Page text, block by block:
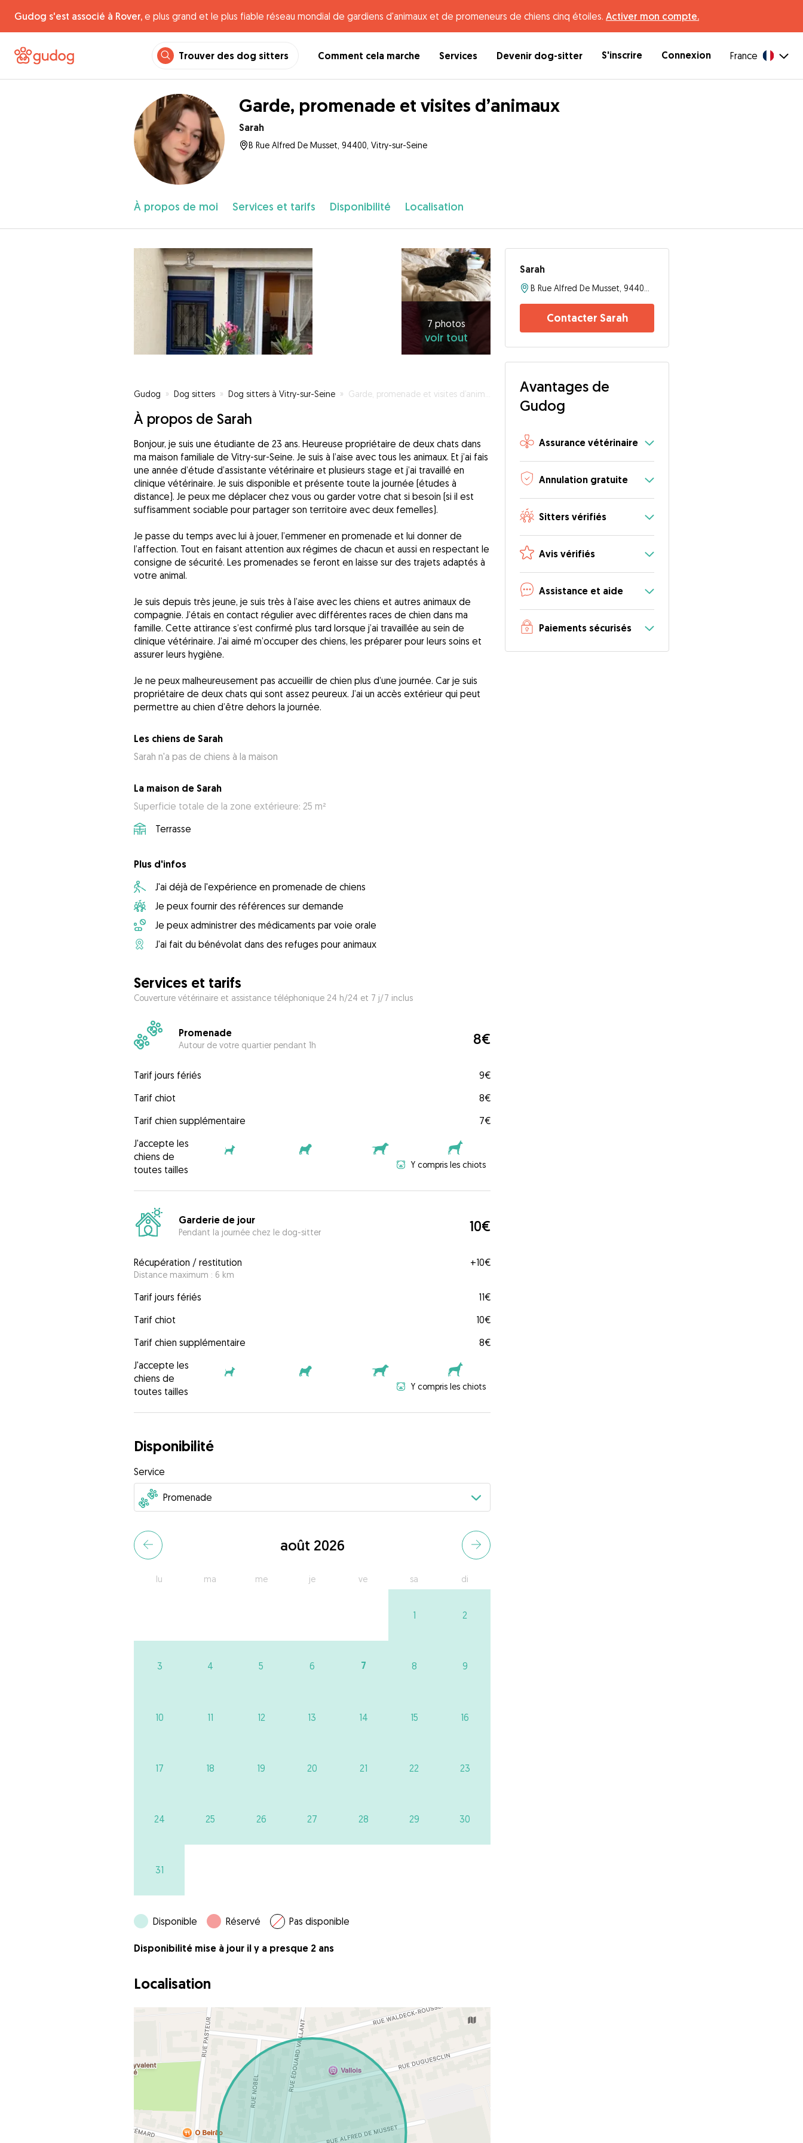
Gudog s'est associé à Rover, e plus grand et le plus fiable réseau mondial de gardiens d'animaux et de promeneurs de chiens cinq étoiles. Activer mon compte.
Trouver des dog sitters Comment cela marche Services Devenir dog-sitter S'inscrire Connexion France
Garde, promenade et visites d’animaux
Sarah
B Rue Alfred De Musset, 94400, Vitry-sur-Seine
À propos de moi Services et tarifs Disponibilité Localisation
7 photos
voir tout
photos
Gudog » Dog sitters » Dog sitters à Vitry-sur-Seine » Garde, promenade et visites d’animaux
À propos de Sarah
Bonjour, je suis une étudiante de 23 ans. Heureuse propriétaire de deux chats dans
ma maison familiale de Vitry-sur-Seine. Je suis à l’aise avec tous les animaux. Et j’ai fais
une année d’étude d’assistante vétérinaire et plusieurs stage et j’ai travaillé en
clinique vétérinaire. Je suis disponible et présente toute la journée (études à
distance). Je peux me déplacer chez vous ou garder votre chat si besoin (si il est
suffisamment sociable pour partager son territoire avec deux femelles).
Je passe du temps avec lui à jouer, l’emmener en promenade et lui donner de
l’affection. Tout en faisant attention aux régimes de chacun et aussi en respectant le
consigne de sécurité. Les promenades se feront en laisse sur des trajets adaptés à
votre animal.
Je suis depuis très jeune, je suis très à l’aise avec les chiens et autres animaux de
compagnie. J’étais en contact régulier avec différentes races de chien dans ma
famille. Cette attirance s’est confirmé plus tard lorsque j’ai travaillée au sein de
clinique vétérinaire. J’ai aimé m’occuper des chiens, les préparer pour leurs soins et
assurer leurs hygiène.
Je ne peux malheureusement pas accueillir de chien plus d’une journée. Car je suis
propriétaire de deux chats qui sont assez peureux. J’ai un accès extérieur qui peut
permettre au chien d’être dehors la journée.
Les chiens de Sarah
Sarah n'a pas de chiens à la maison
La maison de Sarah
Superficie totale de la zone extérieure: 25 m²
Terrasse
Plus d'infos
J'ai déjà de l'expérience en promenade de chiens
Je peux fournir des références sur demande
Je peux administrer des médicaments par voie orale
J'ai fait du bénévolat dans des refuges pour animaux
Services et tarifs
Couverture vétérinaire et assistance téléphonique 24 h/24 et 7 j/7 inclus
Promenade
Autour de votre quartier pendant 1h 8€
Tarif jours fériés
9€
Tarif chiot
8€
Tarif chien supplémentaire
7€
J'accepte les
chiens de
toutes tailles
Y compris les chiots
Garderie de jour
Pendant la journée chez le dog-sitter 10€
Récupération / restitution
Distance maximum : 6 km
+10€
Tarif jours fériés
11€
Tarif chiot
10€
Tarif chien supplémentaire
8€
J'accepte les
chiens de
toutes tailles
Y compris les chiots
Disponibilité
Service
août 2026
lu ma me je ve sa di
1 2
3 4 5 6 7 8 9
10 11 12 13 14 15 16
17 18 19 20 21 22 23
24 25 26 27 28 29 30
31
Disponible Réservé Pas disponible
Disponibilité mise à jour il y a presque 2 ans
Localisation
Sarah
Contacter Sarah
Avantages de
Gudog
Assurance vétérinaire
Annulation gratuite
Sitters vérifiés
Avis vérifiés
Assistance et aide
Paiements sécurisés